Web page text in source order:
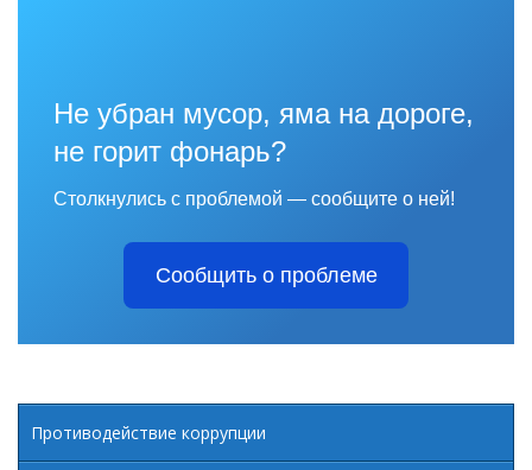
Не убран мусор, яма на дороге,
не горит фонарь?
Столкнулись с проблемой — сообщите о ней!
Сообщить о проблеме
Противодействие коррупции